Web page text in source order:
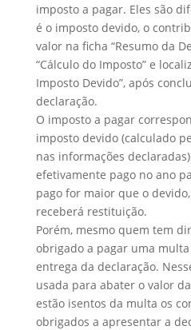
imposto a pagar. Eles são
é o imposto devido, o
valor na ficha “Resumo da
“Cálculo do Imposto” e
Imposto Devido”, após
declaração.
O imposto a pagar
imposto devido (calculado
nas informações
efetivamente pago no ano
pago for maior que o
receberá restituição.
Porém, mesmo quem tem
obrigado a pagar uma
entrega da declaração.
usada para abater o valor
estão isentos da multa os
obrigados a apresentar a